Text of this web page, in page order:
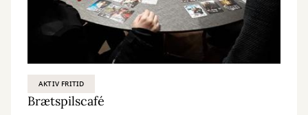
AKTIV FRITID
Brætspilscafé